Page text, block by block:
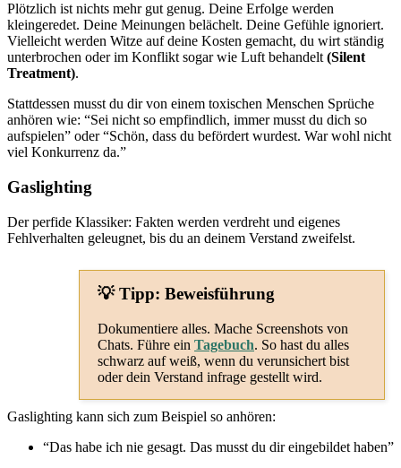
Plötzlich ist nichts mehr gut genug. Deine Erfolge werden
kleingeredet. Deine Meinungen belächelt. Deine Gefühle ignoriert.
Vielleicht werden Witze auf deine Kosten gemacht, du wirt ständig
unterbrochen oder im Konflikt sogar wie Luft behandelt (Silent
Treatment).
Stattdessen musst du dir von einem toxischen Menschen Sprüche
anhören wie: “Sei nicht so empfindlich, immer musst du dich so
aufspielen” oder “Schön, dass du befördert wurdest. War wohl nicht
viel Konkurrenz da.”
Gaslighting
Der perfide Klassiker: Fakten werden verdreht und eigenes
Fehlverhalten geleugnet, bis du an deinem Verstand zweifelst.
💡 Tipp: Beweisführung
Dokumentiere alles. Mache Screenshots von
Chats. Führe ein Tagebuch. So hast du alles
schwarz auf weiß, wenn du verunsichert bist
oder dein Verstand infrage gestellt wird.
Gaslighting kann sich zum Beispiel so anhören:
“Das habe ich nie gesagt. Das musst du dir eingebildet haben”